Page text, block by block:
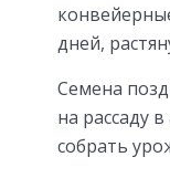
дней,
Семена
на рассаду
собрать